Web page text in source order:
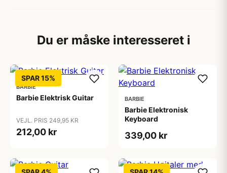
Du er måske interesseret i
SPAR 15%
BARBIE
Barbie Elektrisk Guitar
VEJL. PRIS 249,95 KR
212,00 kr
BARBIE
Barbie Elektronisk
Keyboard
339,00 kr